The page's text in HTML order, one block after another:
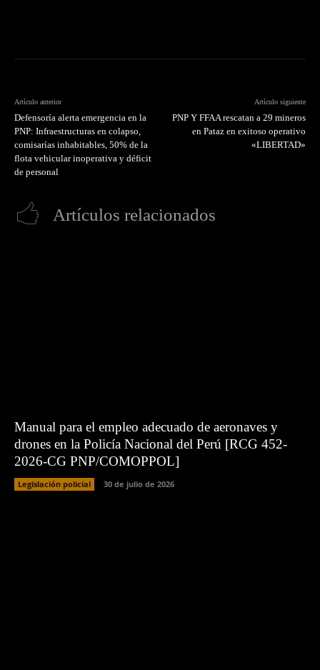
Artículo anterior
Defensoría alerta emergencia en la
PNP: Infraestructuras en colapso,
comisarías inhabitables, 50% de la
flota vehicular inoperativa y déficit
de personal
Artículo siguiente
PNP Y FFAA rescatan a 29 mineros
en Pataz en exitoso operativo
«LIBERTAD»
Artículos relacionados
Manual para el empleo adecuado de aeronaves y
drones en la Policía Nacional del Perú [RCG 452-
2026-CG PNP/COMOPPOL]
Legislación policial 30 de julio de 2026